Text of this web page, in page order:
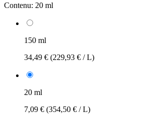
Contenu: 20 ml
150 ml
34,49 € (229,93 € / L)
20 ml
7,09 € (354,50 € / L)